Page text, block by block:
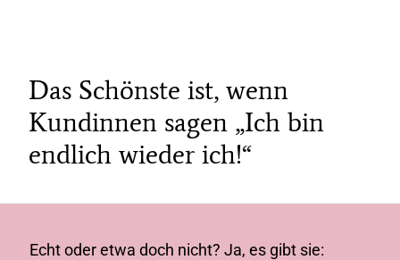
Das Schönste ist, wenn
Kundinnen sagen „Ich bin
endlich wieder ich!“
Echt oder etwa doch nicht? Ja, es gibt sie: